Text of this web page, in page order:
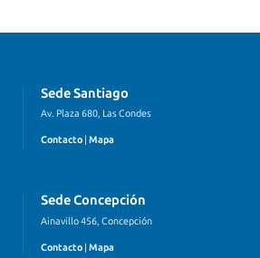
Sede Santiago
Av. Plaza 680, Las Condes
Contacto Mapa
Sede Concepción
Ainavillo 456, Concepción
Contacto Mapa